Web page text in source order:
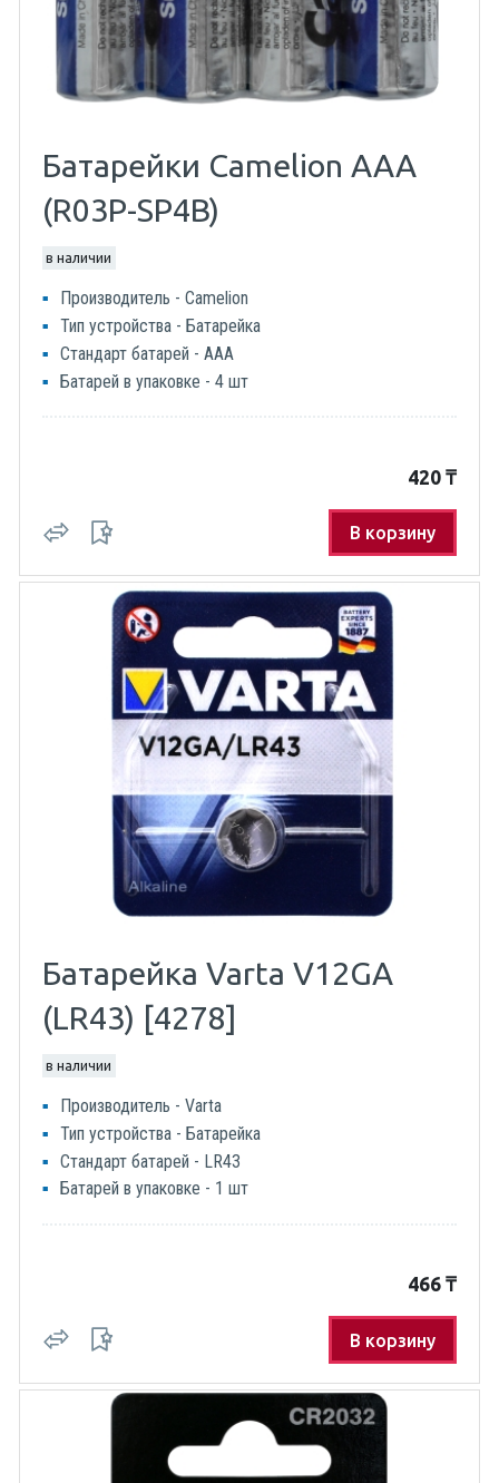
Батарейки Camelion AAA
(R03P-SP4B)
в наличии
Производитель - Camelion
Тип устройства - Батарейка
Стандарт батарей - AAA
Батарей в упаковке - 4 шт
420 ₸
В корзину
Батарейка Varta V12GA
(LR43) [4278]
в наличии
Производитель - Varta
Тип устройства - Батарейка
Стандарт батарей - LR43
Батарей в упаковке - 1 шт
466 ₸
В корзину